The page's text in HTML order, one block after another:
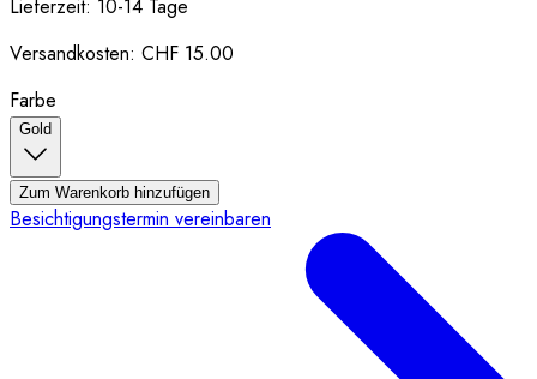
Lieferzeit: 10-14 Tage
Versandkosten: CHF 15.00
Farbe
Gold
Zum Warenkorb hinzufügen
Besichtigungstermin vereinbaren